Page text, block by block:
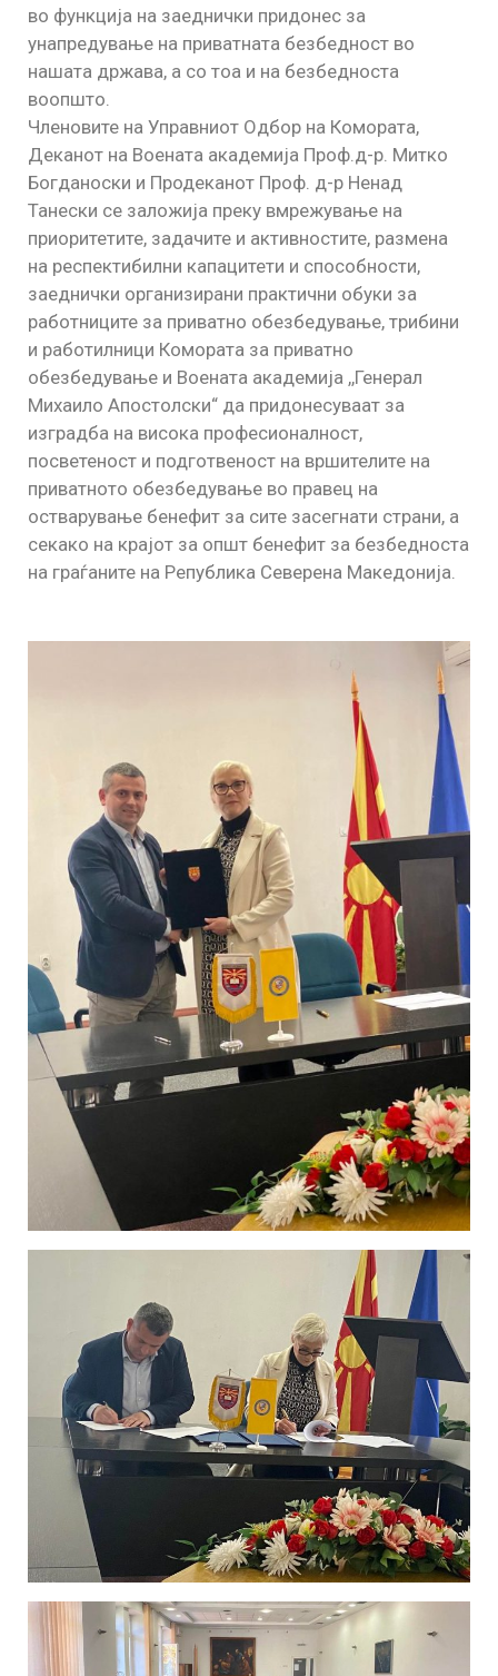
во функција на заеднички придонес за
унапредување на приватната безбедност во
нашата држава, а со тоа и на безбедноста
воопшто.
Членовите на Управниот Одбор на Комората,
Деканот на Воената академија Проф.д-р. Митко
Богданоски и Продеканот Проф. д-р Ненад
Танески се заложија преку вмрежување на
приоритетите, задачите и активностите, размена
на респектибилни капацитети и способности,
заеднички организирани практични обуки за
работниците за приватно обезбедување, трибини
и работилници Комората за приватно
обезбедување и Воената академија ,,Генерал
Михаило Апостолски“ да придонесуваат за
изградба на висока професионалност,
посветеност и подготвеност на вршителите на
приватното обезбедување во правец на
остварување бенефит за сите засегнати страни, а
секако на крајот за општ бенефит за безбедноста
на граѓаните на Република Северена Македонија.